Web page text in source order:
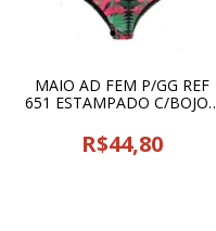
MAIO AD FEM P/GG REF
651 ESTAMPADO C/BOJO -
13988
R$44,80